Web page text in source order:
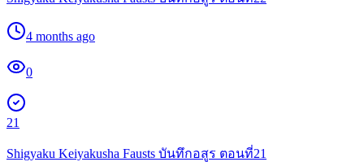
4 months ago
0
21
Shigyaku Keiyakusha Fausts บันทึกอสูร ตอนที่21